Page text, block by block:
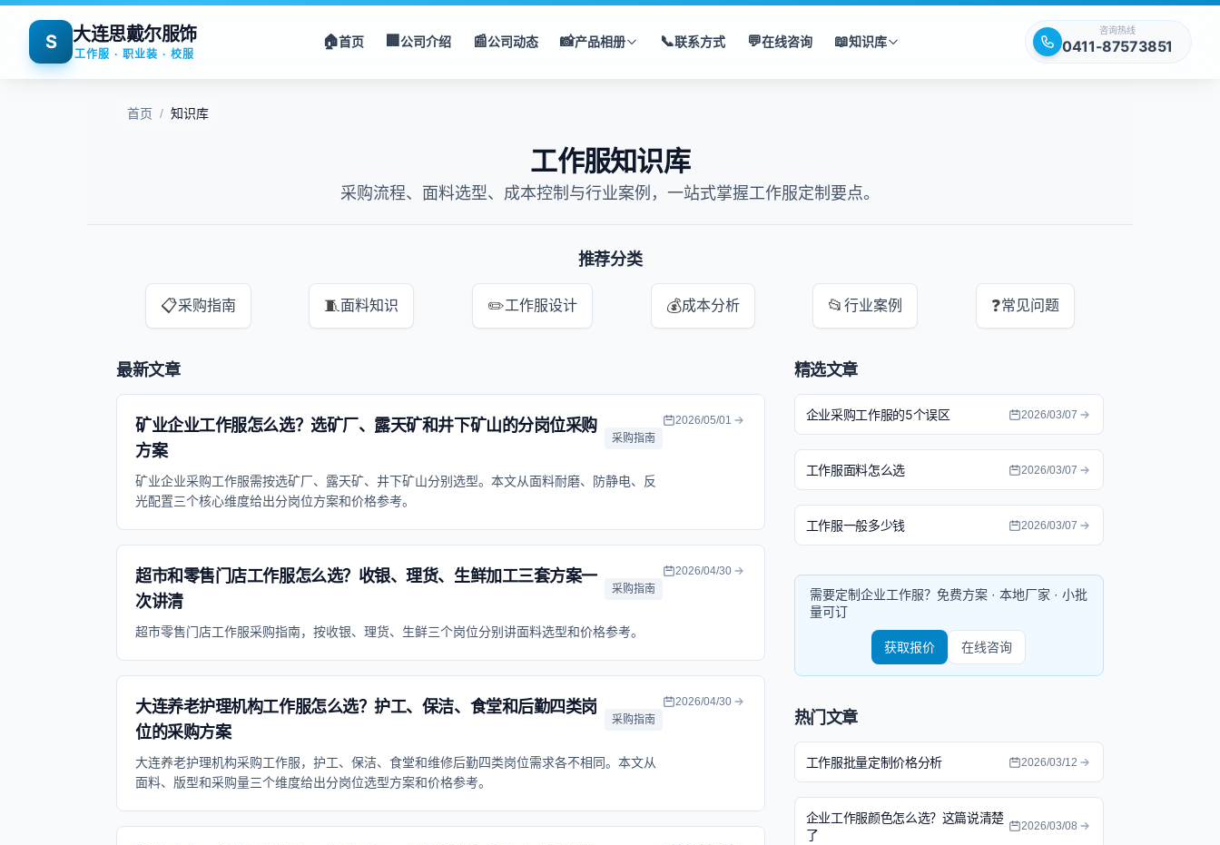
S 大连思戴尔服饰
工作服 · 职业装 · 校服
🏠首页 🏢公司介绍 📰公司动态 📸产品相册 📞联系方式 💬在线咨询 📖知识库
咨询热线
0411-87573851
首页 / 知识库
工作服知识库
采购流程、面料选型、成本控制与行业案例，一站式掌握工作服定制要点。
推荐分类
📋采购指南 🧵面料知识 ✏️工作服设计 💰成本分析 📂行业案例 ❓常见问题
最新文章
矿业企业工作服怎么选？选矿厂、露天矿和井下矿山的分岗位采购
方案
采购指南
矿业企业采购工作服需按选矿厂、露天矿、井下矿山分别选型。本文从面料耐磨、防静电、反
光配置三个核心维度给出分岗位方案和价格参考。
2026/05/01
超市和零售门店工作服怎么选？收银、理货、生鲜加工三套方案一
次讲清
采购指南
超市零售门店工作服采购指南，按收银、理货、生鲜三个岗位分别讲面料选型和价格参考。
2026/04/30
大连养老护理机构工作服怎么选？护工、保洁、食堂和后勤四类岗
位的采购方案
采购指南
大连养老护理机构采购工作服，护工、保洁、食堂和维修后勤四类岗位需求各不相同。本文从
面料、版型和采购量三个维度给出分岗位选型方案和价格参考。
2026/04/30
精选文章
企业采购工作服的5个误区 2026/03/07
工作服面料怎么选 2026/03/07
工作服一般多少钱 2026/03/07
需要定制企业工作服？免费方案 · 本地厂家 · 小批
量可订
获取报价 在线咨询
热门文章
工作服批量定制价格分析 2026/03/12
企业工作服颜色怎么选？这篇说清楚
了
2026/03/08